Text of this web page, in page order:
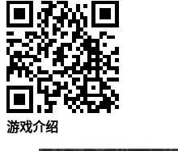
游戏介绍